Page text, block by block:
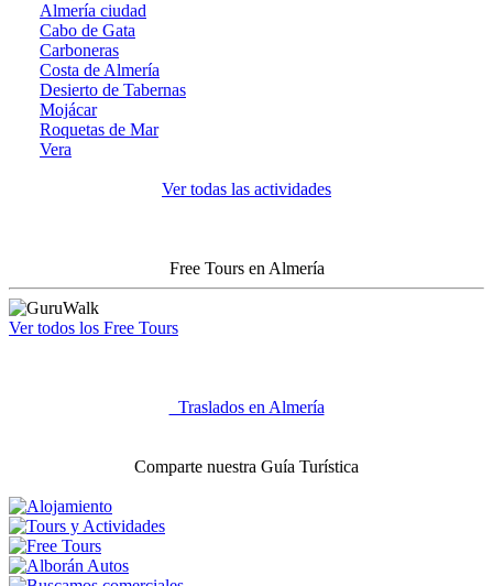
Almería ciudad
Cabo de Gata
Carboneras
Costa de Almería
Desierto de Tabernas
Mojácar
Roquetas de Mar
Vera
Ver todas las actividades
Free Tours en Almería
Ver todos los Free Tours
Traslados en Almería
Comparte nuestra Guía Turística